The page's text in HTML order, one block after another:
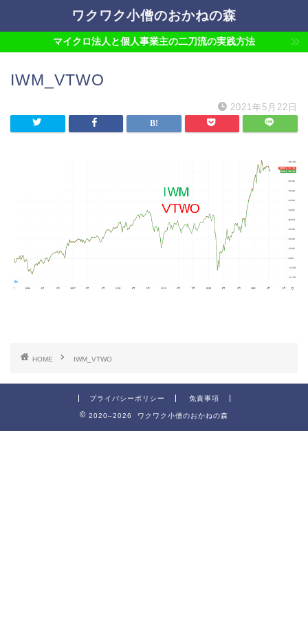
ワクワク小僧のおかねの森
マイクロ法人と個人事業主の二刀流の実践方法
IWM_VTWO
2021年5月22日
HOME IWM_VTWO
プライバシーポリシー 免責事項
2020–2026 ワクワク小僧のおかねの森